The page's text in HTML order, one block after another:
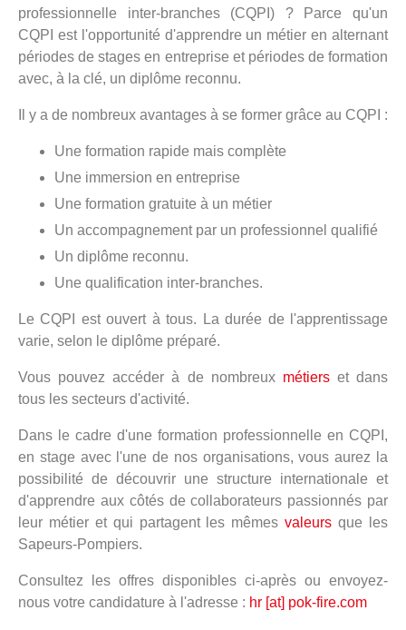
professionnelle inter-branches (CQPI) ? Parce qu'un
CQPI est l'opportunité d'apprendre un métier en alternant
périodes de stages en entreprise et périodes de formation
avec, à la clé, un diplôme reconnu.
Il y a de nombreux avantages à se former grâce au CQPI :
Une formation rapide mais complète
Une immersion en entreprise
Une formation gratuite à un métier
Un accompagnement par un professionnel qualifié
Un diplôme reconnu.
Une qualification inter-branches.
Le CQPI est ouvert à tous. La durée de l'apprentissage
varie, selon le diplôme préparé.
Vous pouvez accéder à de nombreux métierset dans
tous les secteurs d'activité.
Dans le cadre d'une formation professionnelle en CQPI,
en stage avec l'une de nos organisations, vous aurez la
possibilité de découvrir une structure internationale et
d'apprendre aux côtés de collaborateurs passionnés par
leur métier et qui partagent les mêmesvaleurs que les
Sapeurs-Pompiers.
Consultez les offres disponibles ci-après ou envoyez-
nous votre candidature à l'adresse : hr [at] pok-fire.com